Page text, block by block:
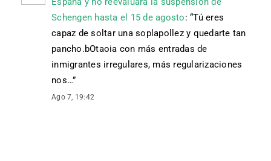
Schengen hasta el 15 de agosto: “Tú eres
capaz de soltar una soplapollez y quedarte tan
pancho.bOtaoia con más entradas de
inmigrantes irregulares, más regularizaciones
nos…”
Ago 7, 19:42